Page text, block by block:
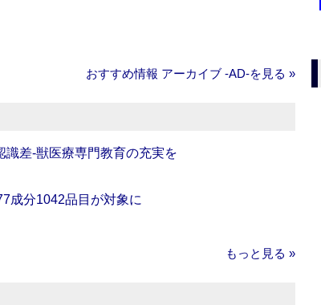
おすすめ情報 アーカイブ ‐AD‐を見る »
識差‐獣医療専門教育の充実を
成分1042品目が対象に
もっと見る »